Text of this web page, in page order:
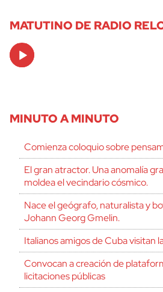
MATUTINO DE RADIO
Audio
Player
MINUTO A MINUTO
Comienza coloquio sobre
El gran atractor. Una anomalía
moldea el vecindario cósmico.
Nace el geógrafo, naturalista y
Johann Georg Gmelin.
Italianos amigos de Cuba visitan
Convocan a creación de
licitaciones públicas